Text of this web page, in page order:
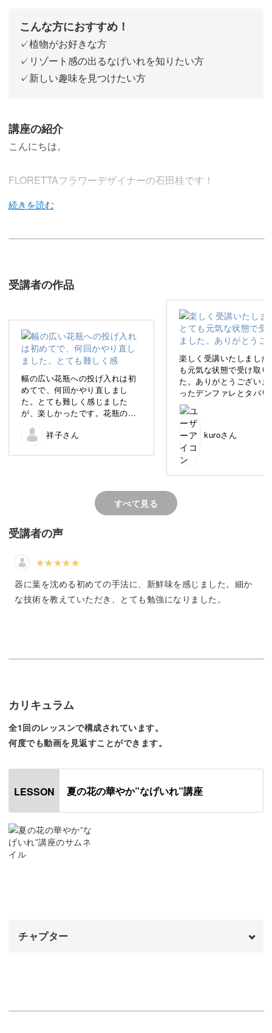
こんな方におすすめ！
✓植物がお好きな方
✓リゾート感の出るなげいれを知りたい方
✓新しい趣味を見つけたい方
講座の紹介
こんにちは。
FLORETTAフラワーデザイナーの石田桂です！
夏らしい鮮やかな花材を使うことで、お部屋がリゾートホ
テルの一室のような雰囲気になりますよ。
非日常のようなリゾート感を演出
今回のなげいれは、ホテルに飾ってあるようなリゾート感
を出せるのが魅力。
シンプルな円筒の花瓶でも、熱帯の雰囲気が出せる花のい
け方をご紹介します。
お花を選ぶポイントに気をつけるだけでも、ぐんとリゾー
ト感が出せますよ♪
細かな注意点も含めて丁寧にレクチャーしていきますね。
今回は最初にデンファレという、夏に強い花を上手に生け
ることでベースを作っています。
花の居心地の良い向きについても解説していきます。
コツをおさえて、バランス良く飾れるように学んでいきま
花やグリーンを加えていく時のコツ
受講者の作品
幅の広い花瓶への投げ入れは初
めてで、何回かやり直しまし
た。とても難しく感じました
が、楽しかったです。花瓶の中
は、リゾート気分が味わえて良
祥子さん
楽しく受講いたしました
も元気な状態で受け取り
た。ありがとうございま
ったデンファレとタバリ
ーンはお皿に浮かべてみ
た。夏に生き生きと目を
せてくれる組み合わせを
いただき、嬉しいです。
交差すると安定すること
く分かりました。これか
夫していきます。
kuroさん
すべて見る
受講者の声
器に葉を沈める初めての手法に、新鮮味を感じました。細か
な技術を教えていただき、とても勉強になりました。
カリキュラム
全1回のレッスンで構成されています。
何度でも動画を見返すことができます。
LESSON 夏の花の華やか”なげいれ”講座
チャプター